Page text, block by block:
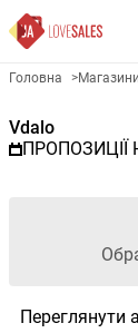
Головна >Магазини
Vdalo
ПРОПОЗИЦІЇ
Переглянути